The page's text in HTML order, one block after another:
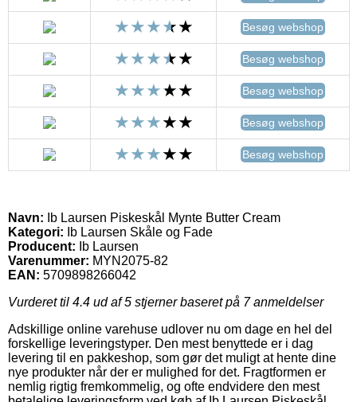
Besøg webshop
Besøg webshop
Besøg webshop
Besøg webshop
Besøg webshop
Navn: Ib Laursen Piskeskål Mynte Butter Cream
Kategori: Ib Laursen Skåle og Fade
Producent:
Ib Laursen
Varenummer: MYN2075-82
EAN: 5709898266042
Vurderet til 4.4 ud af 5 stjerner baseret på 7anmeldelser
Adskillige online varehuse udlover nu om dage en hel del
forskellige leveringstyper. Den mest benyttede er i dag
levering til en pakkeshop, som gør det muligt at hente dine
nye produkter når der er mulighed for det. Fragtformen er
nemlig rigtig fremkommelig, og ofte endvidere den mest